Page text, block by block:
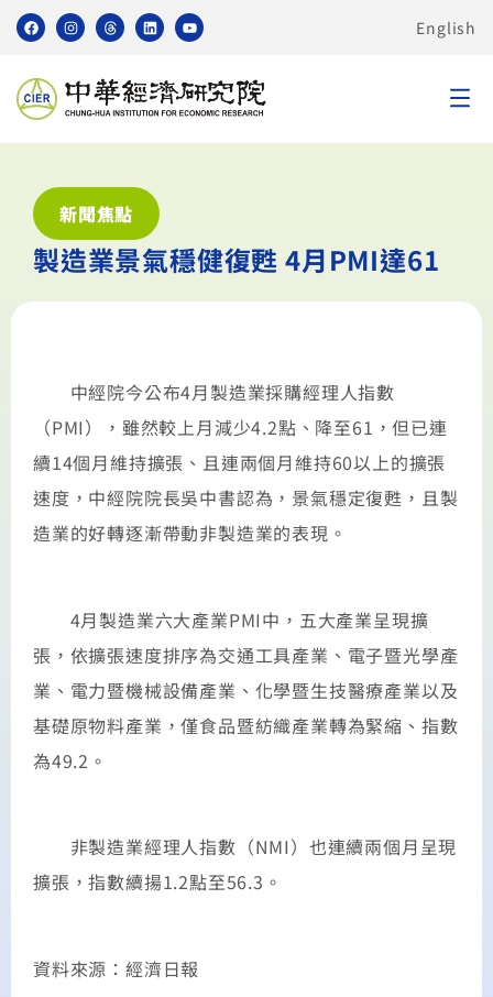
English
新聞焦點
製造業景氣穩健復甦 4月PMI達61
中經院今公布4月製造業採購經理人指數
（PMI），雖然較上月減少4.2點、降至61，但已連
續14個月維持擴張、且連兩個月維持60以上的擴張
速度，中經院院長吳中書認為，景氣穩定復甦，且製
造業的好轉逐漸帶動非製造業的表現。
4月製造業六大產業PMI中，五大產業呈現擴
張，依擴張速度排序為交通工具產業、電子暨光學產
業、電力暨機械設備產業、化學暨生技醫療產業以及
基礎原物料產業，僅食品暨紡織產業轉為緊縮、指數
為49.2。
非製造業經理人指數（NMI）也連續兩個月呈現
擴張，指數續揚1.2點至56.3。
資料來源：經濟日報